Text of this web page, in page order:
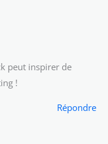
peut inspirer de
!
Répondre